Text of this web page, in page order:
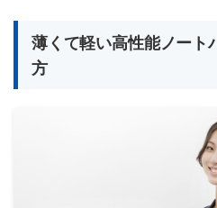
薄くて軽い高性能ノート
方